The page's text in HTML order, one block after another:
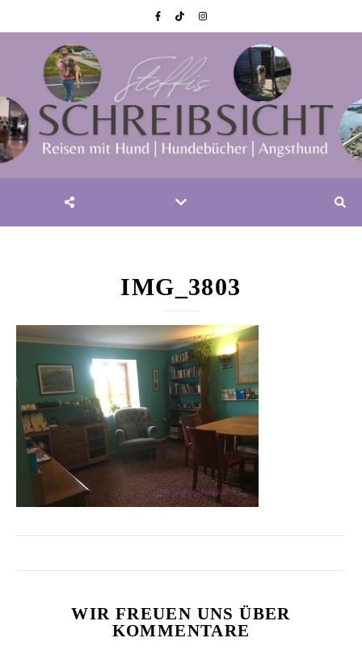
IMG_3803
WIR FREUEN UNS ÜBER
KOMMENTARE